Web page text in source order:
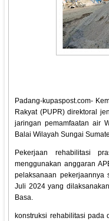
Padang-kupaspost.com-
Rakyat (PUPR) direktoral
jaringan pemamfaatan air
Balai Wilayah Sungai
Pekerjaan rehabilitasi
menggunakan anggaran
pelaksanaan
Juli 2024 yang
Basa.
konstruksi rehabilitasi pada